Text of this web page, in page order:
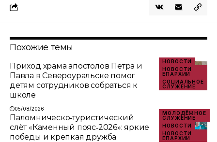
Похожие темы
НОВОСТИ
НОВОСТИ
ЕПАРХИИ
СОЦИАЛЬНОЕ
СЛУЖЕНИЕ
Приход храма апостолов Петра и
Павла в Североуральске помог
детям сотрудников собраться к
школе
05/08/2026
МОЛОДЁЖНОЕ
СЛУЖЕНИЕ
НОВОСТИ
НОВОСТИ
ЕПАРХИИ
Паломническо‑туристический
слёт «Каменный пояс‑2026»: яркие
победы и крепкая дружба